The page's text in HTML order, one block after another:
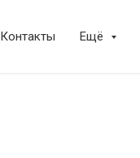
Контакты Ещё